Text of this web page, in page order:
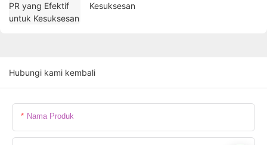
Kesuksesan
Hubungi kami kembali
Nama Produk